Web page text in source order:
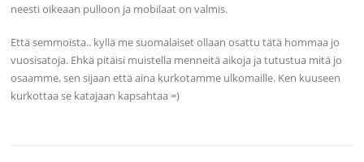
neesti oikeaan pulloon ja mobilaat on valmis.
Että semmoista.. kyllä me suomalaiset ollaan osattu tätä hommaa jo
vuosisatoja. Ehkä pitäisi muistella menneitä aikoja ja tutustua mitä jo
osaamme, sen sijaan että aina kurkotamme ulkomaille. Ken kuuseen
kurkottaa se katajaan kapsahtaa =)